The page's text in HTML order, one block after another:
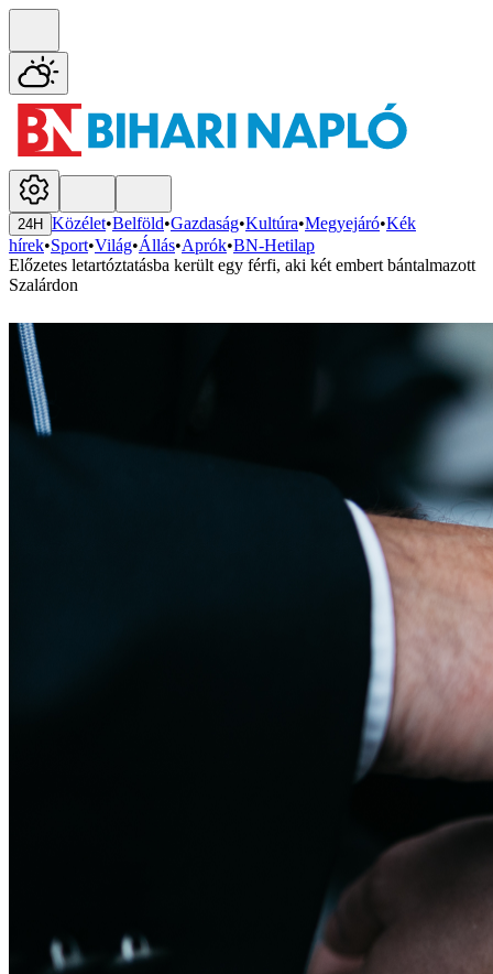
24H Közélet•Belföld•Gazdaság•Kultúra•Megyejáró•Kék
hírek•Sport•Világ•Állás•Aprók•BN-Hetilap
Előzetes letartóztatásba került egy férfi, aki két embert bántalmazott
Szalárdon